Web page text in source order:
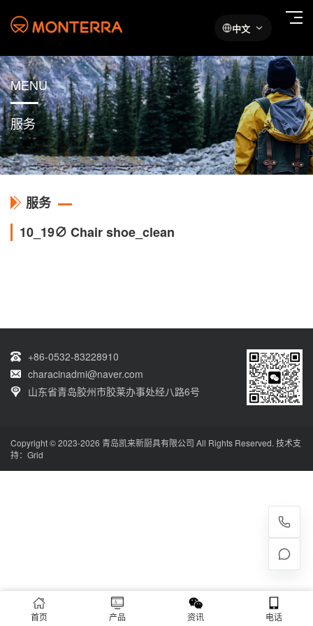
中文
MENU
服务
服务
10_19∅ Chair shoe_clean
+86-0532-83228910
characinadmi@naver.com
山东省青岛胶州市胶莱办事处经八路6号
Copyright © 2023-2026 青岛凯来新厨具有限公司 All Rights Reserved. 技术支
持： Grid
首页 产品 资讯 电话